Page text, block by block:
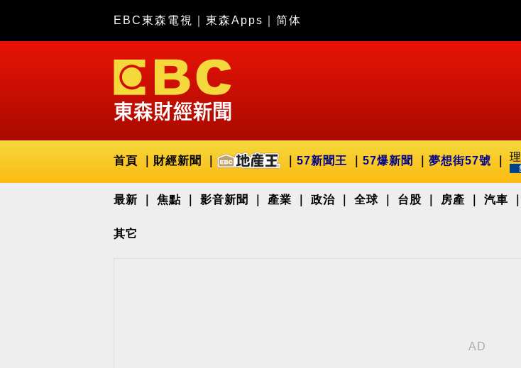
EBC東森電視 東森Apps 简体
首頁 財經新聞 57新聞王 57爆新聞 夢想街57號
最新 焦點 影音新聞 產業 政治 全球 台股 房產 汽車
其它